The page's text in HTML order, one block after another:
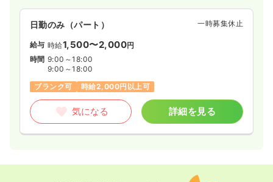
日勤のみ（パート） 一時募集休止
給与 時給1,500〜2,000円
時間 9:00～18:00
9:00～18:00
ブランク可
時給2,000円以上可
気になる 詳細を見る